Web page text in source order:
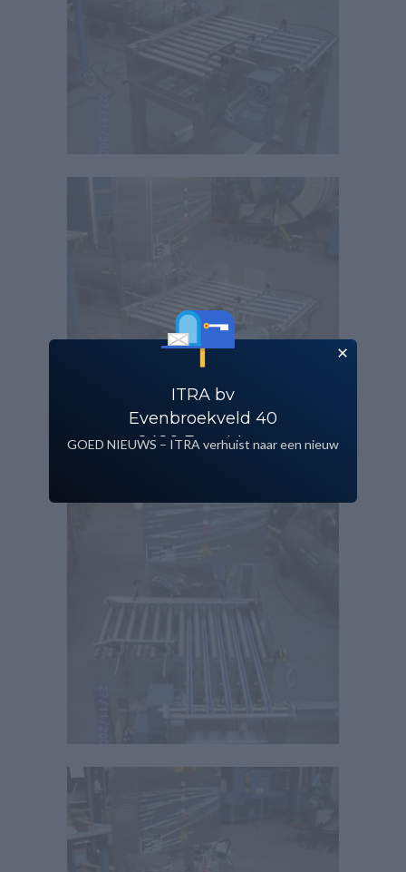
ITRA bv
Evenbroekveld 40
9420 Erpe Mere
GOED NIEUWS – ITRA verhuist naar een nieuw